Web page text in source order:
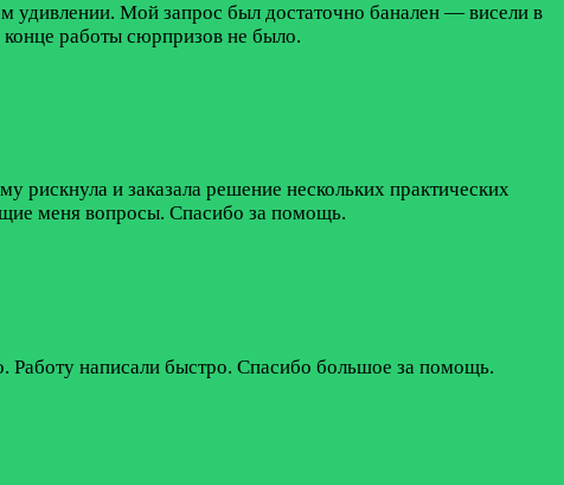
удивлении. Мой запрос был достаточно банален — висели в
работы сюрпризов не было.
рискнула и заказала решение нескольких практических
меня вопросы. Спасибо за помощь.
Работу написали быстро. Спасибо большое за помощь.